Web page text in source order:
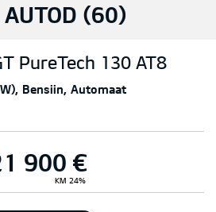
(60)
PureTech 130 AT8
Bensiin Automaat
900 €
KM 24%